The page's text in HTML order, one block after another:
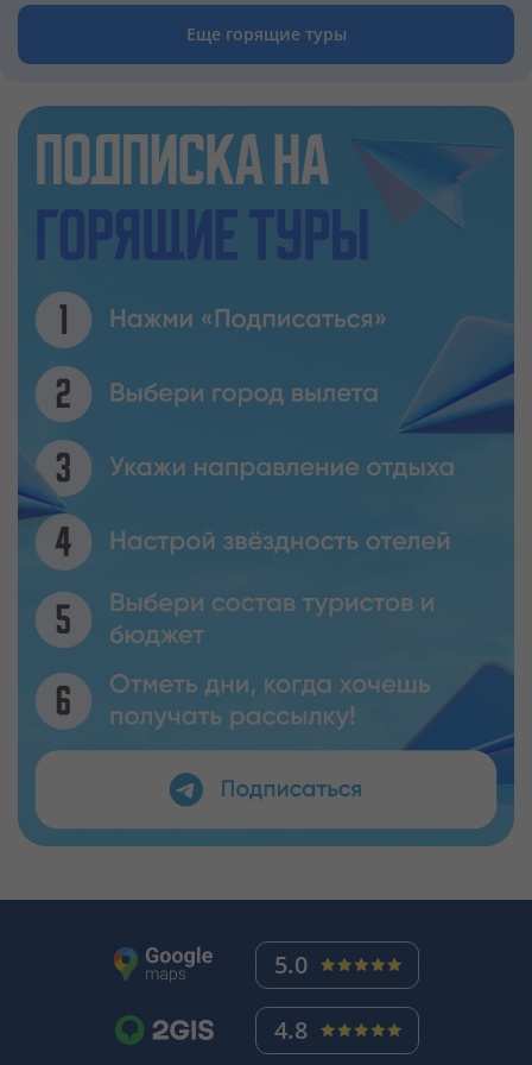
ДОСТОПРИМЕЧАТЕЛЬНОСТИ ИТАЛИИ
Столица Италии Рим без преувеличения является
музеем под открытым небом.
Достопримечательности - на каждом шагу. Эксперты
в сфере советуют прогуляться по Аппиевой дороге,
насладиться красотой ландшафтного парка Вилла
Боргезе и подняться на Капитолийский холм.
Ценителям средневековой архитектуры
рекомендуется отправиться в Ватикан любоваться
Сикстинской капеллой и собором Святого Петра –
главными католическими святынями мира.
Поклонникам романтических туров нужно
отправляться в Венецию кататься на гондолах по
водным каналам города. Город Милан давно и
прочно ассоциируется с миром моды - шопоголики
останутся довольны. Впрочем, как и ценители
старинной архитектуры.
Во Флоренции стоит сходить в галерею Уффици, где
представлены произведения искусства за
Буонаротти, Леонардо да Винчи и Рафаэля Санти.
В Неаполе довольно популярно посещение
подземных тоннелей и катакомб. Также туристам
понравится экскурсия в Дом Джульетты, в котором
по легенде жила героиня из "Ромео и Джульетты"
В Палермо особого внимания заслуживает улица
Меркато Балларо, которая является живописным
рынком со множеством свежих продуктов,
Еще горящие туры
5.0
4.8